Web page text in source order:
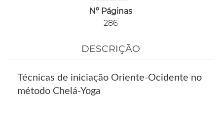
Nº Páginas
286
DESCRIÇÃO
Técnicas de iniciação Oriente-Ocidente no
método Chelá-Yoga